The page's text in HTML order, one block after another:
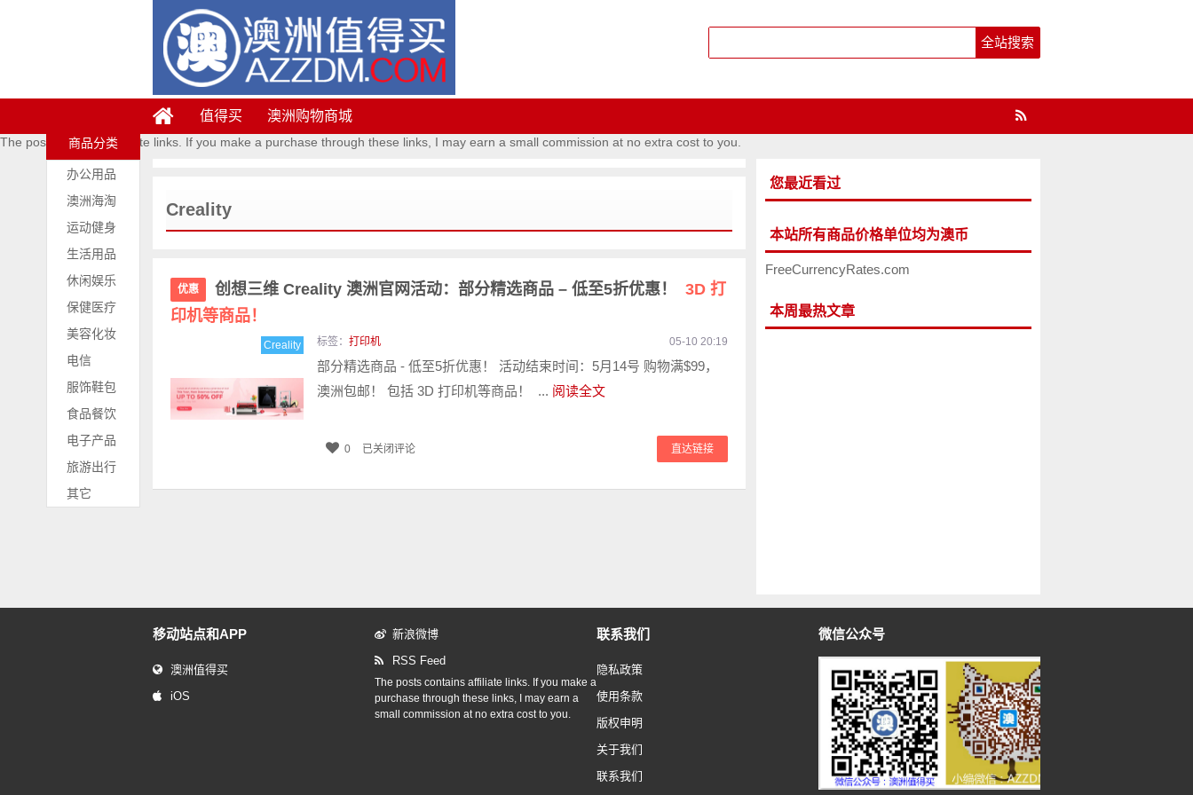
值得买 澳洲购物商城
The posts contains affiliate links. If you make a purchase through these links, I may earn a small commission at no extra cost to you.
商品分类
办公用品
澳洲海淘
运动健身
生活用品
休闲娱乐
保健医疗
美容化妆
电信
服饰鞋包
食品餐饮
电子产品
旅游出行
其它
Creality
优惠 创想三维 Creality 澳洲官网活动：部分精选商品 – 低至5折优惠！
3D 打
印机等商品！
Creality 标签： 打印机 05-10 20:19
部分精选商品 - 低至5折优惠！ 活动结束时间：5月14号 购物满$99，
澳洲包邮！ 包括 3D 打印机等商品！ ... 阅读全文
直达链接
0 已关闭评论
您最近看过
本站所有商品价格单位均为澳币
FreeCurrencyRates.com
本周最热文章
移动站点和APP
澳洲值得买
iOS
新浪微博
RSS Feed
The posts contains affiliate links. If you make a
purchase through these links, I may earn a
small commission at no extra cost to you.
联系我们
隐私政策
使用条款
版权申明
关于我们
联系我们
微信公众号